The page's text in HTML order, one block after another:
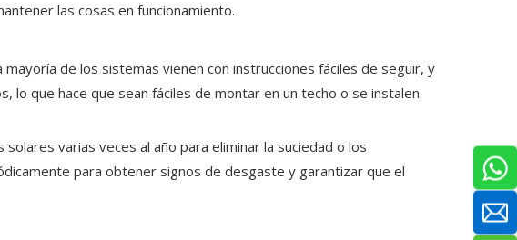
las cosas en funcionamiento.
de los sistemas vienen con instrucciones fáciles de seguir, y
lo que hace que sean fáciles de montar en un techo o se instalen
varias veces al año para eliminar la suciedad o los
para obtener signos de desgaste y garantizar que el